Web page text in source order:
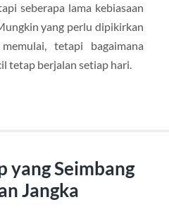
seberapa lama kebiasaan
yang perlu dipikirkan
tetapi bagaimana
tetap berjalan setiap hari.
yang Seimbang
Jangka